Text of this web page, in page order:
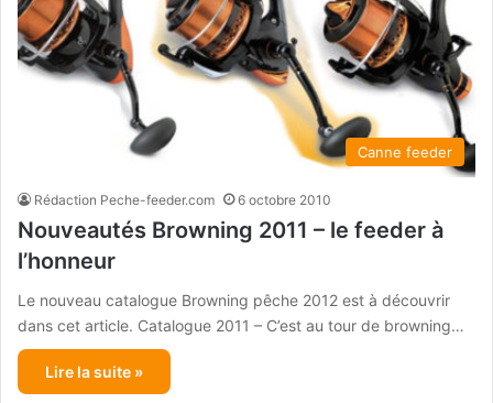
Canne feeder
Rédaction Peche-feeder.com 6 octobre 2010
Nouveautés Browning 2011 – le feeder à
l’honneur
Le nouveau catalogue Browning pêche 2012 est à découvrir
dans cet article. Catalogue 2011 – C’est au tour de browning…
Lire la suite »